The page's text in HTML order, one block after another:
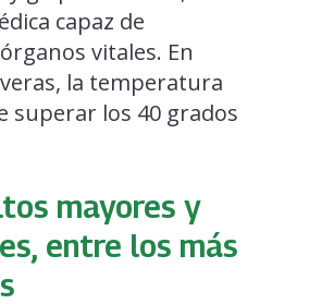
capaz de
vitales. En
la temperatura
superar los 40 grados
mayores y
entre los más